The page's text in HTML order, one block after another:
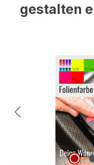
gestalten
Bildergalerie